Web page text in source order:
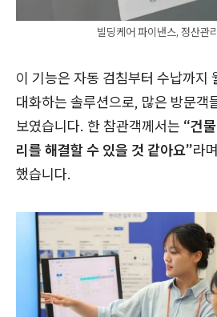
빌딩케어 파이낸스, 정산관
이 기능은 자동 검침부터 수납까지
대화하는 솔루션으로, 많은 방문객
보였습니다. 한 참관객께서는 “건
리를 해결할 수 있을 것 같아요”라
했습니다.